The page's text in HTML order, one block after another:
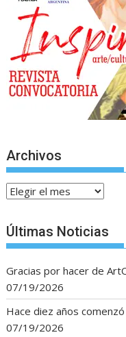
Archivos
Archivos
Últimas Noticias
Gracias por hacer de
07/19/2026
Hace diez años
07/19/2026